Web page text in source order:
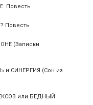
Повесть
Повесть
(Записки
и СИНЕРГИЯ (Сон из
или БЕДНЫЙ